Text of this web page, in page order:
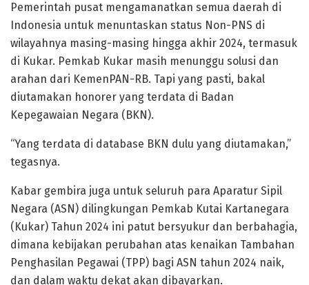
Pemerintah pusat mengamanatkan semua daerah di
Indonesia untuk menuntaskan status Non-PNS di
wilayahnya masing-masing hingga akhir 2024, termasuk
di Kukar. Pemkab Kukar masih menunggu solusi dan
arahan dari KemenPAN-RB. Tapi yang pasti, bakal
diutamakan honorer yang terdata di Badan
Kepegawaian Negara (BKN).
“Yang terdata di database BKN dulu yang diutamakan,”
tegasnya.
Kabar gembira juga untuk seluruh para Aparatur Sipil
Negara (ASN) dilingkungan Pemkab Kutai Kartanegara
(Kukar) Tahun 2024 ini patut bersyukur dan berbahagia,
dimana kebijakan perubahan atas kenaikan Tambahan
Penghasilan Pegawai (TPP) bagi ASN tahun 2024 naik,
dan dalam waktu dekat akan dibayarkan.